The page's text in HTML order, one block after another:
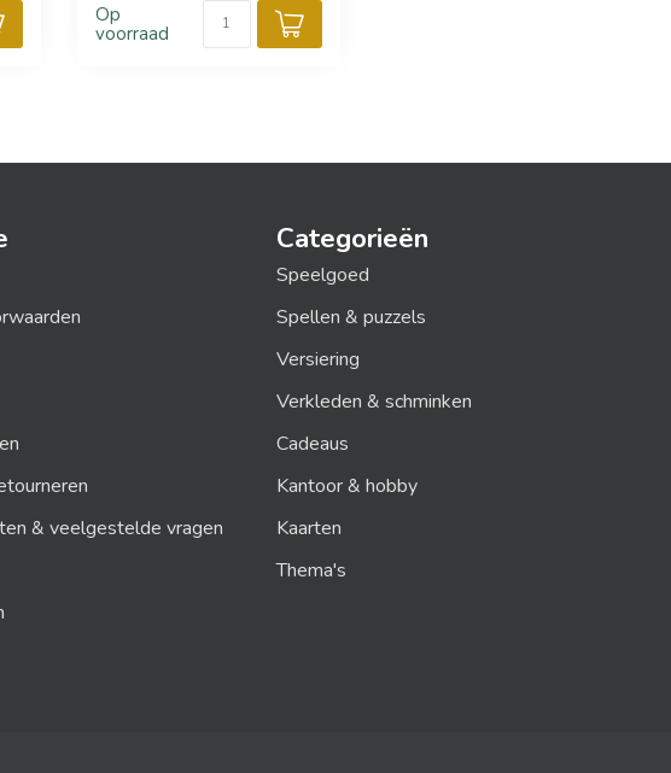
Op
voorraad
& veelgestelde vragen
Categorieën
Speelgoed
Spellen & puzzels
Versiering
Verkleden & schminken
Cadeaus
Kantoor & hobby
Kaarten
Thema's